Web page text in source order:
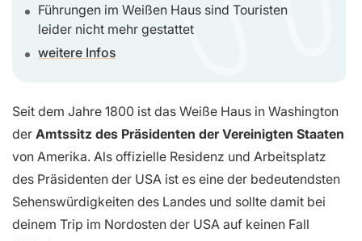
Führungen im Weißen Haus sind Touristen
leider nicht mehr gestattet
weitere Infos
Seit dem Jahre 1800 ist das Weiße Haus in Washington
der Amtssitz des Präsidenten der Vereinigten Staaten
von Amerika. Als offizielle Residenz und Arbeitsplatz
des Präsidenten der USA ist es eine der bedeutendsten
Sehenswürdigkeiten des Landes und sollte damit bei
deinem Trip im Nordosten der USA auf keinen Fall